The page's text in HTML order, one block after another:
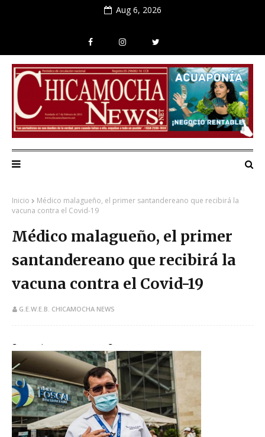
Aug 6, 2026
Inicio
Médico malagueño, el primer santandereano que recibirá la
vacuna contra el Covid-19
Médico malagueño, el primer
santandereano que recibirá la
vacuna contra el Covid-19
G.E.W.E.B. CHICAMOCHA NEWS